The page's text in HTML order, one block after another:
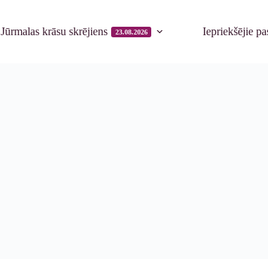
Jūrmalas krāsu skrējiens 23.08.2026 Iepriekšējie